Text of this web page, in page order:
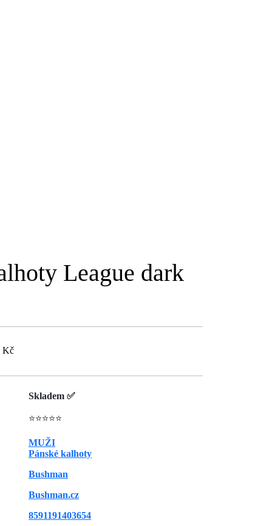
League dark
Kč
Skladem ✅
⭐⭐⭐⭐⭐
MUŽI
Pánské kalhoty
Bushman
Bushman.cz
8591191403654